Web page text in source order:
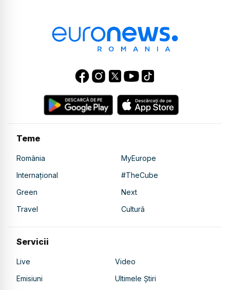
Teme
România
MyEurope
Internațional
#TheCube
Green
Next
Travel
Cultură
Servicii
Live
Video
Emisiuni
Ultimele Știri